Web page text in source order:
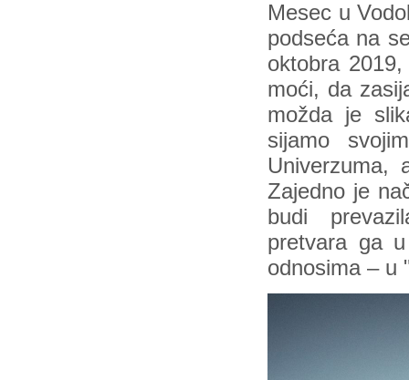
Mesec u
podseća na
oktobra
moći, da
možda je
sijamo
Univerzuma,
Zajedno je
budi
pretvara ga
odnosima – u